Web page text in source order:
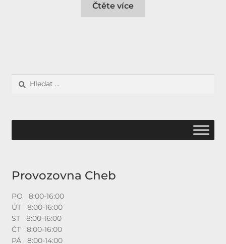
Čtěte více
Vyhledávání
Provozovna Cheb
PO 8:00-16:00
ÚT 8:00-16:00
ST 8:00-16:00
ČT 8:00-16:00
PÁ 8:00-14:00